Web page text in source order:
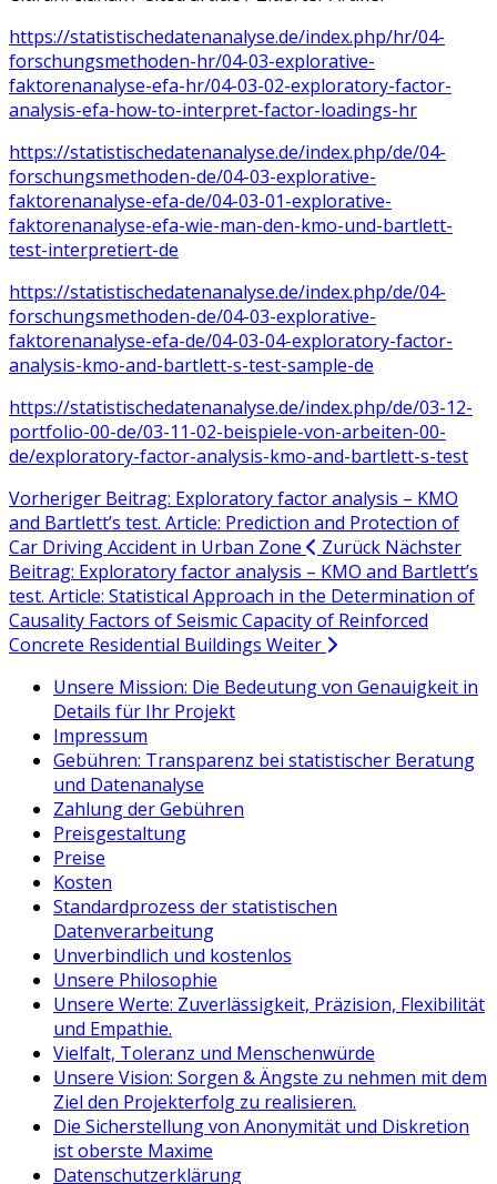
https://statistischedatenanalyse.de/index.php/hr/04-
forschungsmethoden-hr/04-03-explorative-
faktorenanalyse-efa-hr/04-03-02-exploratory-factor-
analysis-efa-how-to-interpret-factor-loadings-hr
https://statistischedatenanalyse.de/index.php/de/04-
forschungsmethoden-de/04-03-explorative-
faktorenanalyse-efa-de/04-03-01-explorative-
faktorenanalyse-efa-wie-man-den-kmo-und-bartlett-
test-interpretiert-de
https://statistischedatenanalyse.de/index.php/de/04-
forschungsmethoden-de/04-03-explorative-
faktorenanalyse-efa-de/04-03-04-exploratory-factor-
analysis-kmo-and-bartlett-s-test-sample-de
https://statistischedatenanalyse.de/index.php/de/03-12-
portfolio-00-de/03-11-02-beispiele-von-arbeiten-00-
de/exploratory-factor-analysis-kmo-and-bartlett-s-test
Vorheriger Beitrag: Exploratory factor analysis – KMO
and Bartlett’s test. Article: Prediction and Protection of
Car Driving Accident in Urban Zone
Zurück Nächster
Beitrag: Exploratory factor analysis – KMO and Bartlett’s
test. Article: Statistical Approach in the Determination of
Causality Factors of Seismic Capacity of Reinforced
Concrete Residential Buildings Weiter
Unsere Mission: Die Bedeutung von Genauigkeit in
Details für Ihr Projekt
Impressum
Gebühren: Transparenz bei statistischer Beratung
und Datenanalyse
Zahlung der Gebühren
Preisgestaltung
Preise
Kosten
Standardprozess der statistischen
Datenverarbeitung
Unverbindlich und kostenlos
Unsere Philosophie
Unsere Werte: Zuverlässigkeit, Präzision, Flexibilität
und Empathie.
Vielfalt, Toleranz und Menschenwürde
Unsere Vision: Sorgen & Ängste zu nehmen mit dem
Ziel den Projekterfolg zu realisieren.
Die Sicherstellung von Anonymität und Diskretion
ist oberste Maxime
Datenschutzerklärung